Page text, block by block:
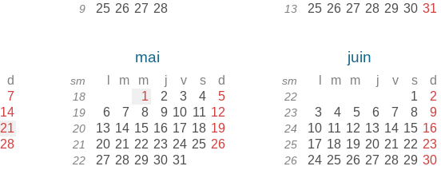
9 25 26 27 28 13 25 26 27 28 29 30 31
d
7
14
21
28
mai
sm m m j v s d
18 1 2 3 4 5
19 6 7 8 9 10 11 12
20 13 14 15 16 17 18 19
21 20 21 22 23 24 25 26
22 27 28 29 30 31
juin
sm m m j v s d
22 1 2
23 3 4 5 6 7 8 9
24 10 11 12 13 14 15 16
25 17 18 19 20 21 22 23
26 24 25 26 27 28 29 30